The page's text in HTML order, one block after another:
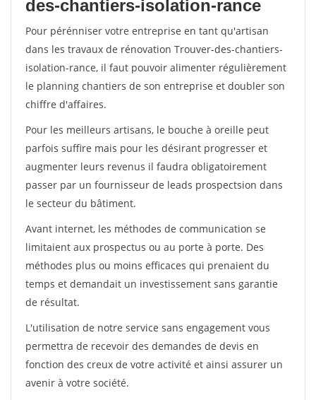
des-chantiers-isolation-rance
Pour pérénniser votre entreprise en tant qu'artisan
dans les travaux de rénovation Trouver-des-chantiers-
isolation-rance, il faut pouvoir alimenter régulièrement
le planning chantiers de son entreprise et doubler son
chiffre d'affaires.
Pour les meilleurs artisans, le bouche à oreille peut
parfois suffire mais pour les désirant progresser et
augmenter leurs revenus il faudra obligatoirement
passer par un fournisseur de leads prospectsion dans
le secteur du bâtiment.
Avant internet, les méthodes de communication se
limitaient aux prospectus ou au porte à porte. Des
méthodes plus ou moins efficaces qui prenaient du
temps et demandait un investissement sans garantie
de résultat.
L'utilisation de notre service sans engagement vous
permettra de recevoir des demandes de devis en
fonction des creux de votre activité et ainsi assurer un
avenir à votre société.